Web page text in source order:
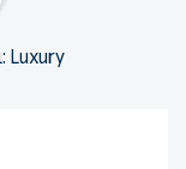
Luxury